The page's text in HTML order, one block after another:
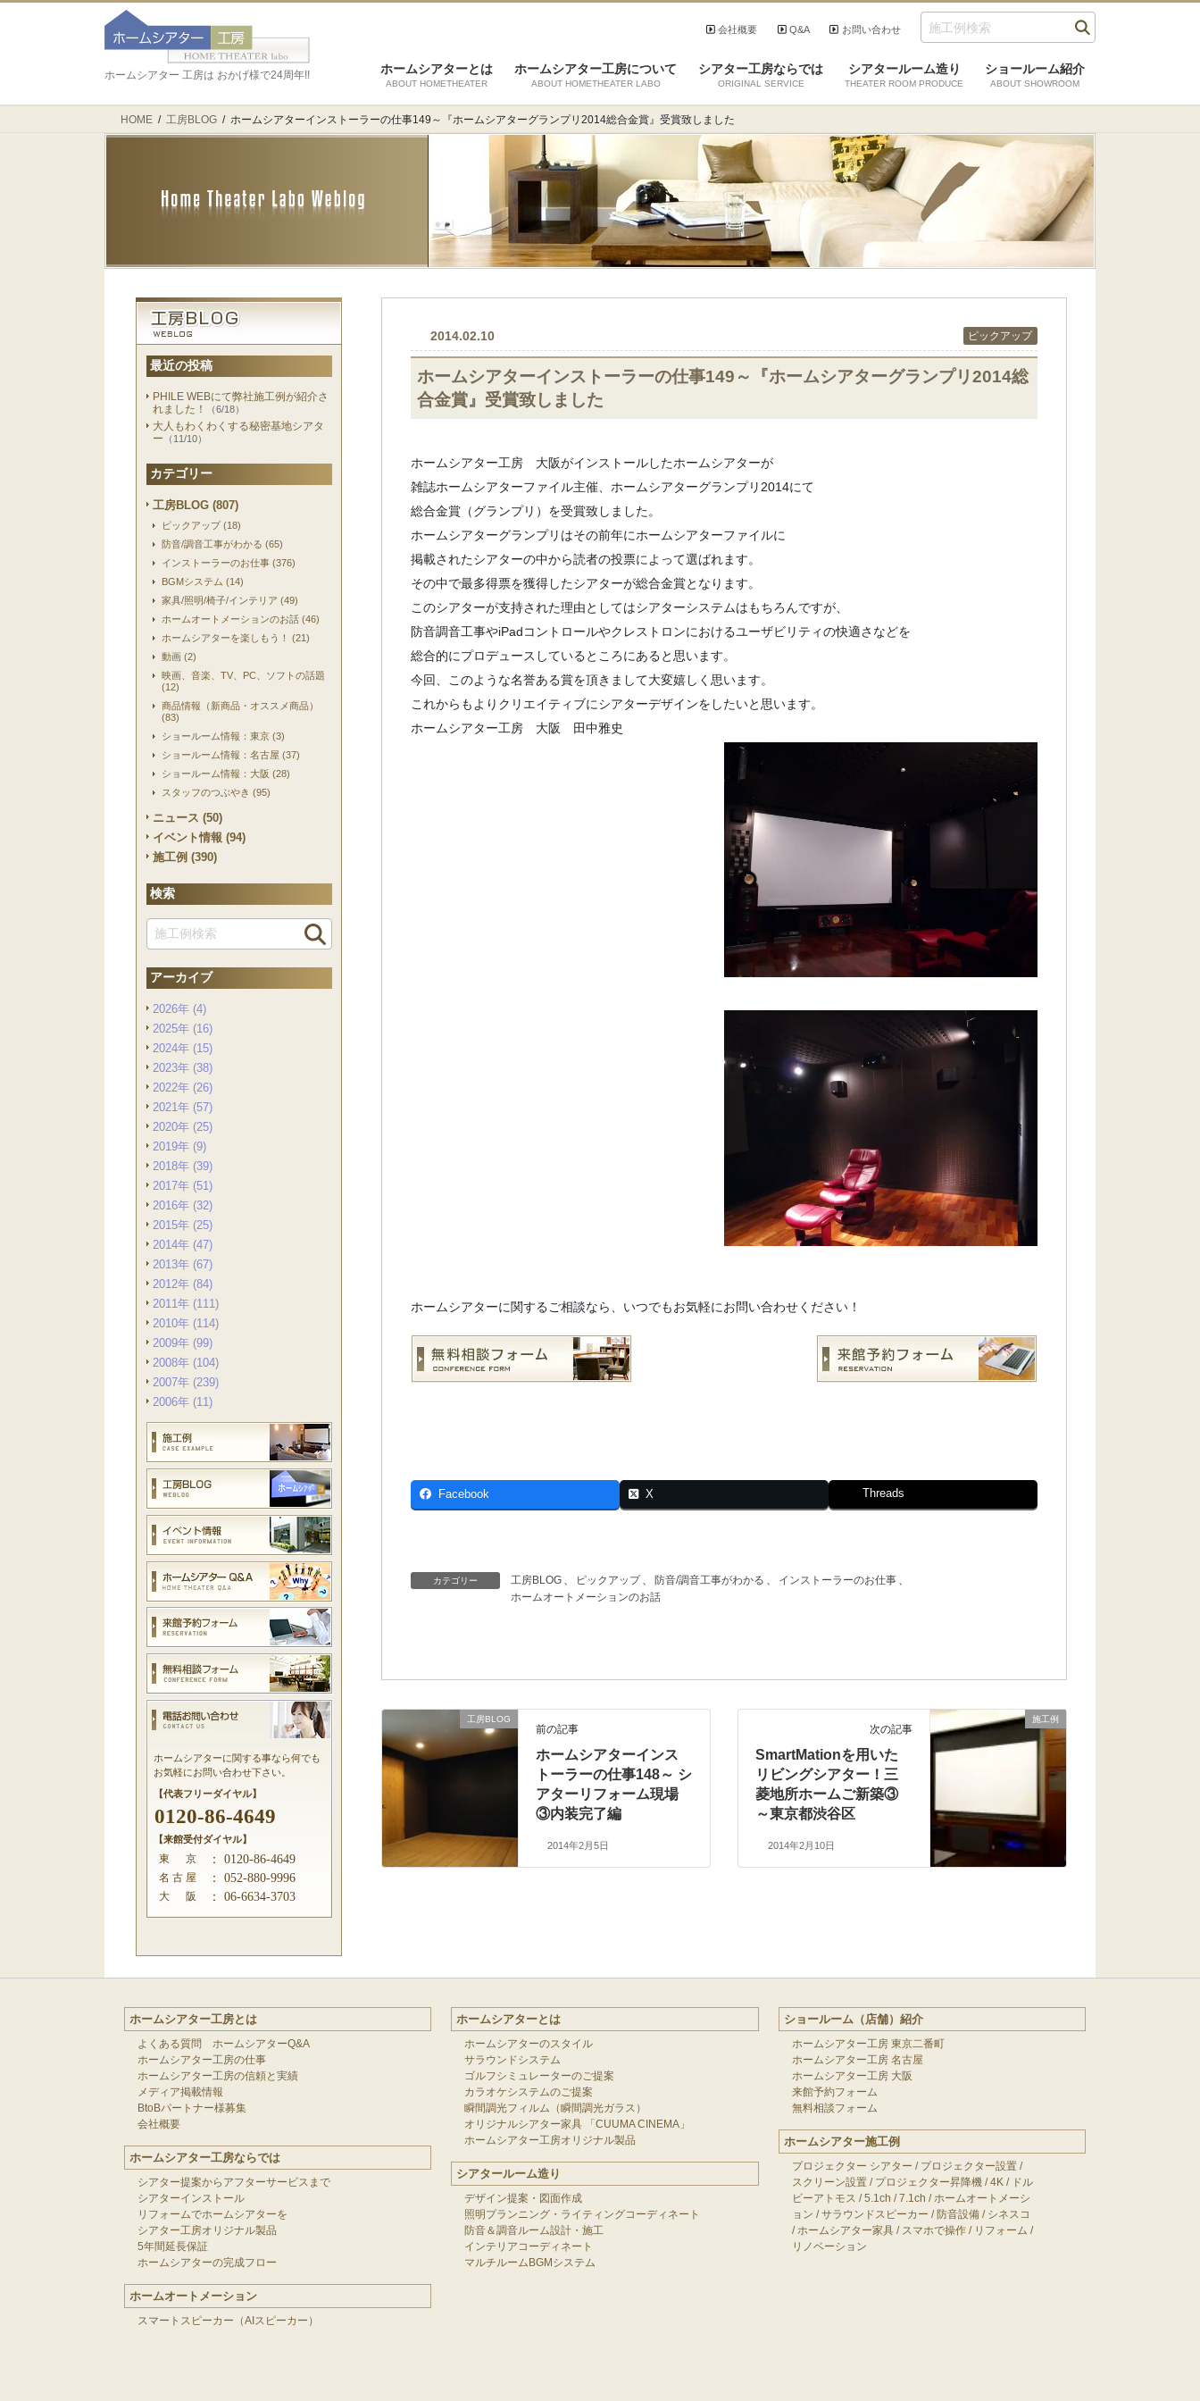
お問い合わせ
Q&A
会社概要
ホームシアター 工房は おかげ様で24周年!! ホームシアターとは
ABOUT HOMETHEATER
ホームシアター工房について
ABOUT HOMETHEATER LABO
シアター工房ならでは
ORIGINAL SERVICE
シアタールーム造り
THEATER ROOM PRODUCE
ショールーム紹介
ABOUT SHOWROOM
HOME 工房BLOG ホームシアターインストーラーの仕事149～『ホームシアターグランプリ2014総合金賞』受賞致しました
最近の投稿
PHILE WEBにて弊社施工例が紹介さ
れました！
（6/18）
大人もわくわくする秘密基地シアタ
ー （11/10）
カテゴリー
工房BLOG (807)
ピックアップ (18)
防音/調音工事がわかる (65)
インストーラーのお仕事 (376)
BGMシステム (14)
家具/照明/椅子/インテリア (49)
ホームオートメーションのお話 (46)
ホームシアターを楽しもう！ (21)
動画 (2)
映画、音楽、TV、PC、ソフトの話題
(12)
商品情報（新商品・オススメ商品）
(83)
ショールーム情報：東京 (3)
ショールーム情報：名古屋 (37)
ショールーム情報：大阪 (28)
スタッフのつぶやき (95)
ニュース (50)
イベント情報 (94)
施工例 (390)
検索
アーカイブ
2026年 (4)
2025年 (16)
2024年 (15)
2023年 (38)
2022年 (26)
2021年 (57)
2020年 (25)
2019年 (9)
2018年 (39)
2017年 (51)
2016年 (32)
2015年 (25)
2014年 (47)
2013年 (67)
2012年 (84)
2011年 (111)
2010年 (114)
2009年 (99)
2008年 (104)
2007年 (239)
2006年 (11)
ホームシアターに関する事なら何でも
お気軽にお問い合わせ下さい。
【代表フリーダイヤル】
0120-86-4649
【来館受付ダイヤル】
東 京 ： 0120-86-4649
名 古 屋 ： 052-880-9996
大 阪 ： 06-6634-3703
2014.02.10 ピックアップ
ホームシアターインストーラーの仕事149～『ホームシアターグランプリ2014総
合金賞』受賞致しました
ホームシアター工房 大阪がインストールしたホームシアターが
雑誌ホームシアターファイル主催、ホームシアターグランプリ2014にて
総合金賞（グランプリ）を受賞致しました。
ホームシアターグランプリはその前年にホームシアターファイルに
掲載されたシアターの中から読者の投票によって選ばれます。
その中で最多得票を獲得したシアターが総合金賞となります。
このシアターが支持された理由としてはシアターシステムはもちろんですが、
防音調音工事やiPadコントロールやクレストロンにおけるユーザビリティの快適さなどを
総合的にプロデュースしているところにあると思います。
今回、このような名誉ある賞を頂きまして大変嬉しく思います。
これからもよりクリエイティブにシアターデザインをしたいと思います。
ホームシアター工房 大阪 田中雅史
ホームシアターに関するご相談なら、いつでもお気軽にお問い合わせください！
Facebook X Threads
カテゴリー 工房BLOG 、 ピックアップ 、 防音/調音工事がわかる 、 インストーラーのお仕事 、
ホームオートメーションのお話
工房BLOG
前の記事
ホームシアターインス
トーラーの仕事148～ シ
アターリフォーム現場
③内装完了編
2014年2月5日
施工例
次の記事
SmartMationを用いた
リビングシアター！三
菱地所ホームご新築③
～東京都渋谷区
2014年2月10日
ホームシアター工房とは
よくある質問 ホームシアターQ&A
ホームシアター工房の仕事
ホームシアター工房の信頼と実績
メディア掲載情報
BtoBパートナー様募集
会社概要
ホームシアター工房ならでは
シアター提案からアフターサービスまで
シアターインストール
リフォームでホームシアターを
シアター工房オリジナル製品
5年間延長保証
ホームシアターの完成フロー
ホームオートメーション
スマートスピーカー（AIスピーカー）
ホームシアターとは
ホームシアターのスタイル
サラウンドシステム
ゴルフシミュレーターのご提案
カラオケシステムのご提案
瞬間調光フィルム（瞬間調光ガラス）
オリジナルシアター家具 「CUUMA CINEMA」
ホームシアター工房オリジナル製品
シアタールーム造り
デザイン提案・図面作成
照明プランニング・ライティングコーディネート
防音＆調音ルーム設計・施工
インテリアコーディネート
マルチルームBGMシステム
ショールーム（店舗）紹介
ホームシアター工房 東京二番町
ホームシアター工房 名古屋
ホームシアター工房 大阪
来館予約フォーム
無料相談フォーム
ホームシアター施工例
プロジェクター シアター / プロジェクター設置/
スクリーン設置/ プロジェクター昇降機/4K/ ドル
ビーアトモス /5.1ch /7.1ch /ホームオートメーシ
ョン /サラウンドスピーカー / 防音設備/ シネスコ
/ホームシアター家具/ スマホで操作/ リフォーム /
リノベーション